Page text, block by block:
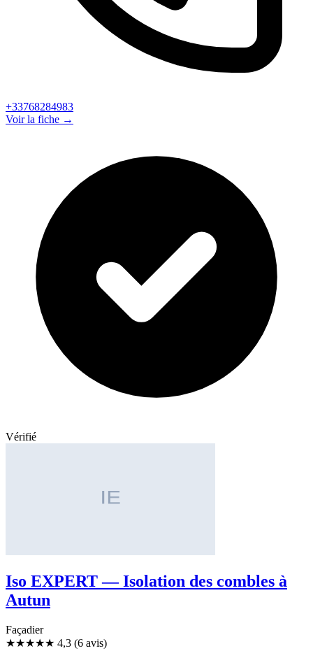
+33768284983
Voir la fiche →
Vérifié
Iso EXPERT — Isolation des combles à
Autun
Façadier
★★★★★ 4,3 (6 avis)